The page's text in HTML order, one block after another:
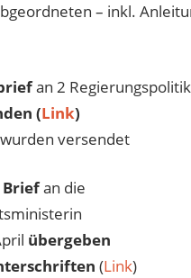
– inkl.
an 2
(Link)
versendet
Briefan die
übergeben
(Link)